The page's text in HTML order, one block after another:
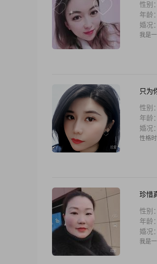
性别：
年龄：
婚况：
我是
只为
性别：
年龄：
婚况：
性格
珍惜
性别：
年龄：
婚况：
我是